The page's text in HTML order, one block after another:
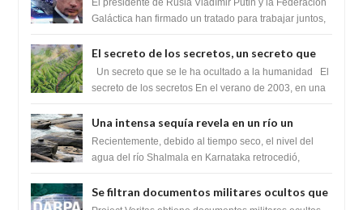
tratado para acabar con los Sionistas?
Galáctica han firmado un tratado para trabajar juntos,
El secreto de los secretos, un secreto que
cambiaría por completo el destino de la
humanidad
Un secreto que se le ha ocultado a la humanidad El
secreto de los secretos En el verano de 2003, en una
Una intensa sequía revela en un río un
impresionante hallazgo de miles de Shiva
Lingas
Recientemente, debido al tiempo seco, el nivel del
agua del río Shalmala en Karnataka retrocedió,
Se filtran documentos militares ocultos que